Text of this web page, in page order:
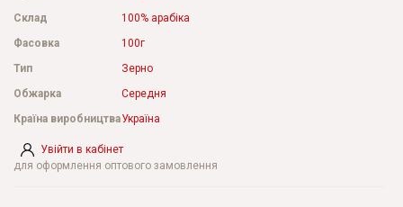
Увійти в кабінет
для оформлення оптового замовлення
Склад
100% арабіка
Фасовка
100г
Тип
Зерно
Обжарка
Середня
Країна виробництваУкраїна